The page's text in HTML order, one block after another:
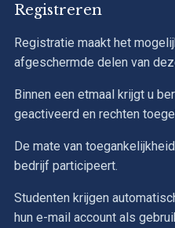
Registreren
Registratie maakt het
afgeschermde delen van
Binnen een etmaal krijgt u
geactiveerd en rechten
De mate van
bedrijf participeert.
Studenten krijgen
hun e-mail account als